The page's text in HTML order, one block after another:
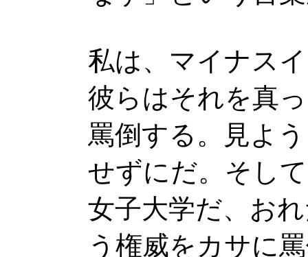
私は、マイナス
彼らはそれを真
罵倒する。見よ
せずにだ。そし
女子大学だ、お
う権威をカサに